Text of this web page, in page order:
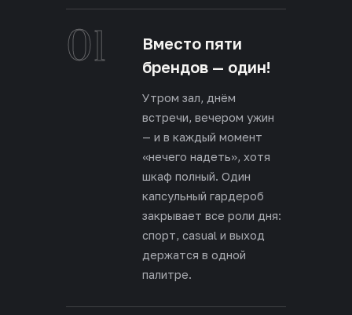
01
Вместо пяти
брендов — один!
Утром зал, днём
встречи, вечером ужин
— и в каждый момент
«нечего надеть», хотя
шкаф полный. Один
капсульный гардероб
закрывает все роли дня:
спорт, casual и выход
держатся в одной
палитре.